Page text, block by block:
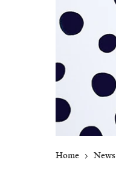
Home News